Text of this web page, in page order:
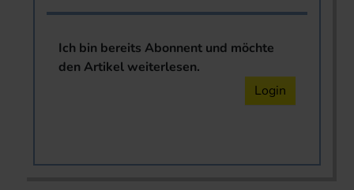
Ich bin bereits Abonnent und möchte
den Artikel weiterlesen.
Login